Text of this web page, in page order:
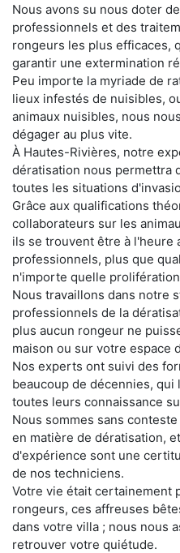
Nous avons su nous doter
professionnels et des
rongeurs les plus efficaces,
garantir une extermination
Peu importe la myriade de
lieux infestés de nuisibles,
animaux nuisibles, nous
dégager au plus vite.
À Hautes-Rivières, notre
dératisation nous permettra
toutes les situations
Grâce aux qualifications
collaborateurs sur les
ils se trouvent être à l'heure
professionnels, plus que
n'importe quelle
Nous travaillons dans notre
professionnels de la
plus aucun rongeur ne
maison ou sur votre espace
Nos experts ont suivi des
beaucoup de décennies,
toutes leurs connaissance
Nous sommes sans
en matière de dératisation,
d'expérience sont une
de nos techniciens.
Votre vie était certainement
rongeurs, ces affreuses
dans votre villa ; nous nous
retrouver votre quiétude.